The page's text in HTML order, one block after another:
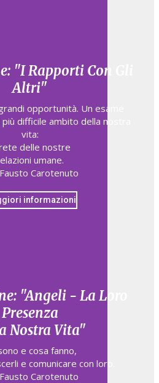
"I Rapporti Con Gli
Altri"
opportunità. Un esame
difficile ambito della nostra
vita:
delle nostre
umane.
Carotenuto
informazioni
"Angeli - La Loro
Presenza
Nostra Vita"
e cosa fanno,​
e comunicare con loro.​
Carotenuto